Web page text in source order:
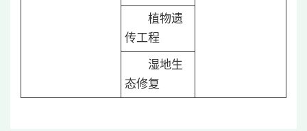
植物遗
传工程
湿地生
态修复